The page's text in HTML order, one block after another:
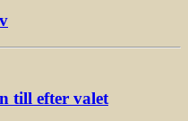
till efter valet